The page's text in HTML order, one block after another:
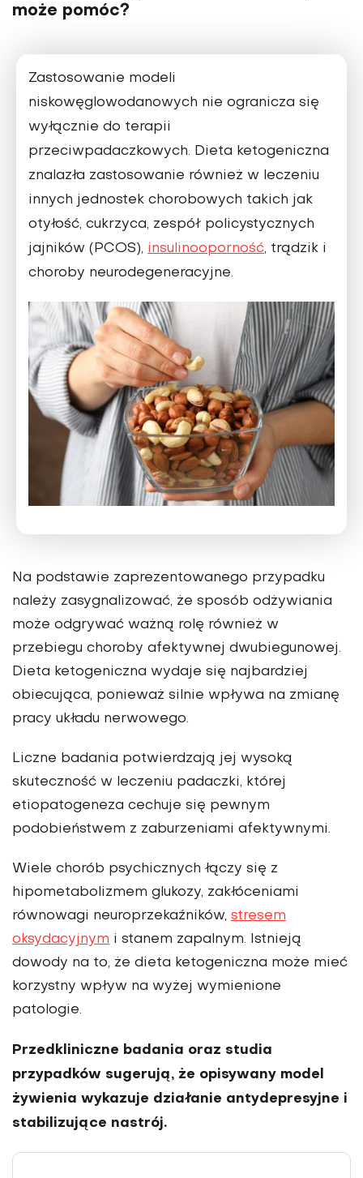
może pomóc?
Zastosowanie modeli
niskowęglowodanowych nie ograni­cza się
wyłącznie do terapii
przeciwpadaczkowych. Dieta ketogeniczna
znalazła zastosowanie również w leczeniu
innych jednostek chorobowych takich jak
otyłość, cukrzyca, zespół policystycznych
jajników (PCOS), insulinooporność, trądzik i
choroby neurodegeneracyjne.
Na podstawie zaprezentowanego przypadku
należy zasy­gnalizować, że sposób odżywiania
może odgrywać ważną rolę również w
przebiegu choroby afektywnej dwubieguno­wej.
Dieta ketogeniczna wydaje się najbardziej
obiecująca, ponieważ silnie wpływa na zmianę
pracy układu nerwowego.
Liczne badania potwierdzają jej wysoką
skuteczność w lecze­niu padaczki, której
etiopatogeneza cechuje się pewnym
podobieństwem z zaburzeniami afektywnymi.
Wiele chorób psychicznych łączy się z
hipometabolizmem glukozy, zakłó­ceniami
równowagi neuroprzekaźników, stresem
oksydacyj­nym i stanem zapalnym. Istnieją
dowody na to, że dieta keto­geniczna może mieć
korzystny wpływ na wyżej wymienione
patologie.
Przedkliniczne badania oraz studia
przypadków sugerują, że opisywany model
żywienia wykazuje działanie antydepresyjne i
stabilizujące nastrój.